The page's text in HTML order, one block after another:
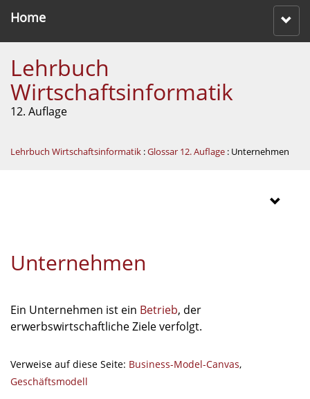
Home
Lehrbuch
Wirtschaftsinformatik
12. Auflage
Lehrbuch Wirtschaftsinformatik :Glossar 12. Auflage : Unternehmen
Unternehmen
Ein Unternehmen ist ein Betrieb, der
erwerbswirtschaftliche Ziele verfolgt.
Verweise auf diese Seite: Business-Model-Canvas,
Geschäftsmodell